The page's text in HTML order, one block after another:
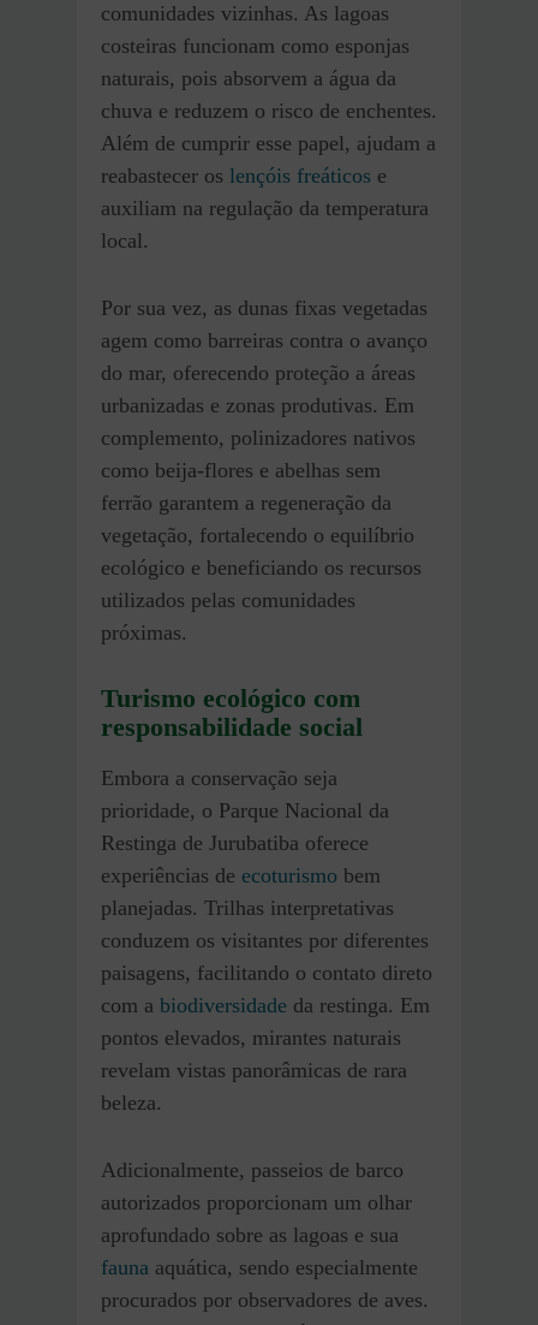
comunidades vizinhas. As lagoas
costeiras funcionam como esponjas
naturais, pois absorvem a água da
chuva e reduzem o risco de enchentes.
Além de cumprir esse papel, ajudam a
reabastecer os lençóis freáticos e
auxiliam na regulação da temperatura
local.
Por sua vez, as dunas fixas vegetadas
agem como barreiras contra o avanço
do mar, oferecendo proteção a áreas
urbanizadas e zonas produtivas. Em
complemento, polinizadores nativos
como beija-flores e abelhas sem
ferrão garantem a regeneração da
vegetação, fortalecendo o equilíbrio
ecológico e beneficiando os recursos
utilizados pelas comunidades
próximas.
Turismo ecológico com
responsabilidade social
Embora a conservação seja
prioridade, o Parque Nacional da
Restinga de Jurubatiba oferece
experiências de ecoturismo bem
planejadas. Trilhas interpretativas
conduzem os visitantes por diferentes
paisagens, facilitando o contato direto
com a biodiversidade da restinga. Em
pontos elevados, mirantes naturais
revelam vistas panorâmicas de rara
beleza.
Adicionalmente, passeios de barco
autorizados proporcionam um olhar
aprofundado sobre as lagoas e sua
fauna aquática, sendo especialmente
procurados por observadores de aves.